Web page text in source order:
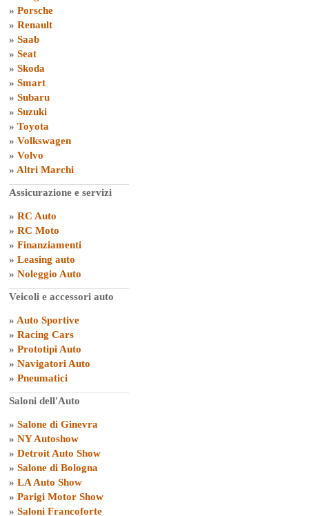
» Porsche
» Renault
» Saab
» Seat
» Skoda
» Smart
» Subaru
» Suzuki
» Toyota
» Volkswagen
» Volvo
» Altri Marchi
Assicurazione e servizi
» RC Auto
» RC Moto
» Finanziamenti
» Leasing auto
» Noleggio Auto
Veicoli e accessori auto
» Auto Sportive
» Racing Cars
» Prototipi Auto
» Navigatori Auto
» Pneumatici
Saloni dell'Auto
» Salone di Ginevra
» NY Autoshow
» Detroit Auto Show
» Salone di Bologna
» LA Auto Show
» Parigi Motor Show
» Saloni Francoforte